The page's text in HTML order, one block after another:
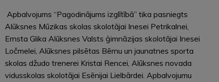
Apbalvojums “Pagodinājums izglītībā” tika pasniegts
Alūksnes Mūzikas skolas skolotājai Inesei Petrikalnei,
Ernsta Glika Alūksnes Valsts ģimnāzijas skolotājai Inesei
Ločmelei, Alūksnes pilsētas Bērnu un jaunatnes sporta
skolas džudo trenerei Kristai Rencei, Alūksnes novada
vidusskolas skolotājai Esēnijai Lielbārdei. Apbalvojumu